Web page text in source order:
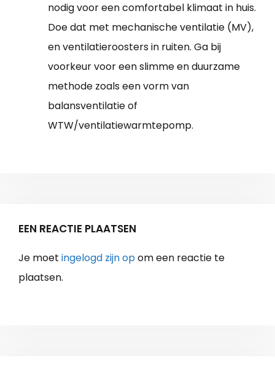
nodig voor een comfortabel klimaat in huis.
Doe dat met mechanische ventilatie (MV),
en ventilatieroosters in ruiten. Ga bij
voorkeur voor een slimme en duurzame
methode zoals een vorm van
balansventilatie of
WTW/ventilatiewarmtepomp.
EEN REACTIE PLAATSEN
Je moet ingelogd zijn opom een reactie te
plaatsen.